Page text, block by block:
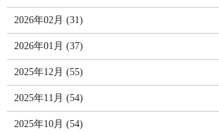
2026年02月 (31)
2026年01月 (37)
2025年12月 (55)
2025年11月 (54)
2025年10月 (54)